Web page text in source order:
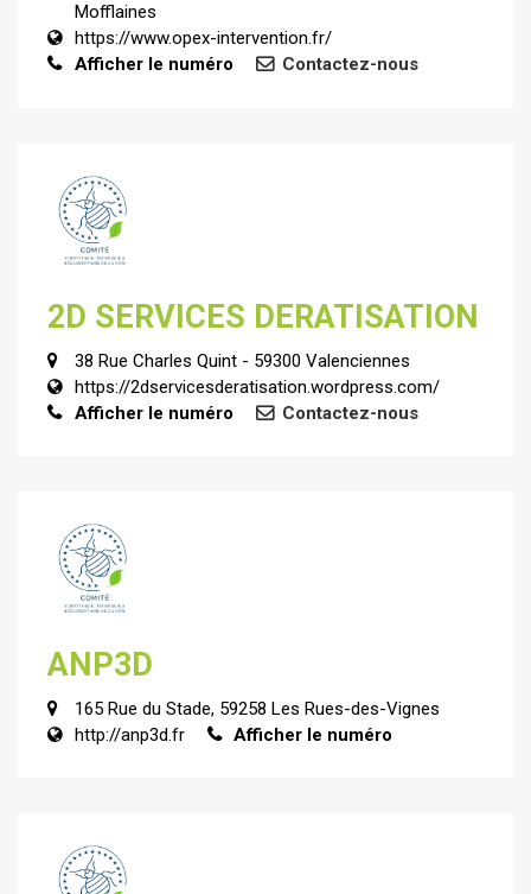
Mofflaines
https://www.opex-intervention.fr/
Afficher le numéro
Contactez-nous
2D SERVICES DERATISATION
38 Rue Charles Quint - 59300 Valenciennes
https://2dservicesderatisation.wordpress.com/
Afficher le numéro
Contactez-nous
ANP3D
165 Rue du Stade, 59258 Les Rues-des-Vignes
http://anp3d.fr
Afficher le numéro